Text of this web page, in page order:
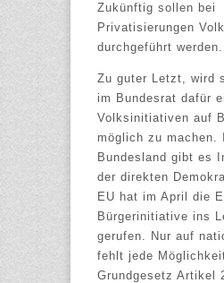
Zukünftig sollen bei
Privatisierungen
durchgeführt werden.
Zu guter Letzt, wird
im Bundesrat dafür
Volksinitiativen auf
möglich zu machen.
Bundesland gibt es
der direkten
EU hat im April die
Bürgerinitiative ins
gerufen. Nur auf
fehlt jede
Grundgesetz Artikel